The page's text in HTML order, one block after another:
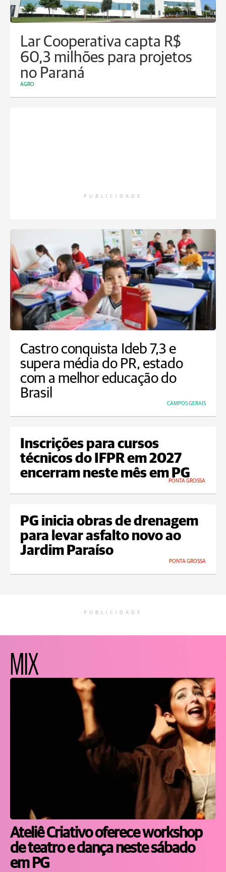
Lar Cooperativa capta R$
60,3 milhões para projetos
no Paraná
AGRO
PUBLICIDADE
Castro conquista Ideb 7,3 e
supera média do PR, estado
com a melhor educação do
Brasil
CAMPOS GERAIS
Inscrições para cursos
técnicos do IFPR em 2027
encerram neste mês em PG
PONTA GROSSA
PG inicia obras de drenagem
para levar asfalto novo ao
Jardim Paraíso
PONTA GROSSA
PUBLICIDADE
MIX
Ateliê Criativo oferece workshop
de teatro e dança neste sábado
em PG